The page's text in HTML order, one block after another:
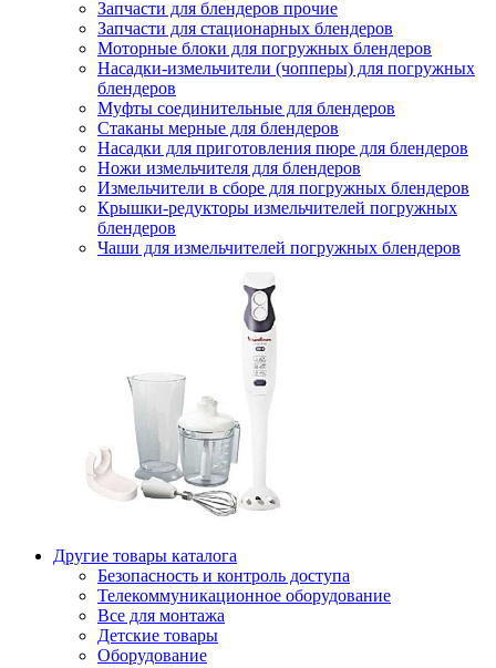
Запчасти для блендеров прочие
Запчасти для стационарных блендеров
Моторные блоки для погружных блендеров
Насадки-измельчители (чопперы) для погружных
блендеров
Муфты соединительные для блендеров
Стаканы мерные для блендеров
Насадки для приготовления пюре для блендеров
Ножи измельчителя для блендеров
Измельчители в сборе для погружных блендеров
Крышки-редукторы измельчителей погружных
блендеров
Чаши для измельчителей погружных блендеров
Другие товары каталога
Безопасность и контроль доступа
Телекоммуникационное оборудование
Все для монтажа
Детские товары
Оборудование